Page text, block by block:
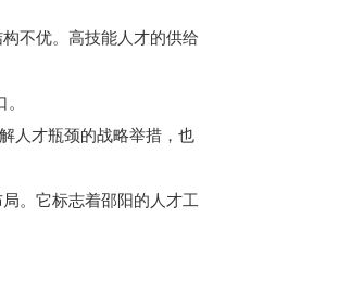
不优。高技能人才的供给
人才瓶颈的战略举措，也
。它标志着邵阳的人才工